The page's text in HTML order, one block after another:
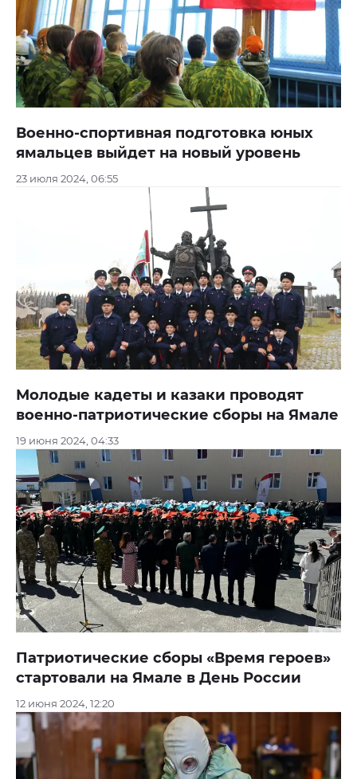
Военно-спортивная подготовка юных
ямальцев выйдет на новый уровень
23 июля 2024, 06:55
Молодые кадеты и казаки проводят
военно-патриотические сборы на Ямале
19 июня 2024, 04:33
Патриотические сборы «Время героев»
стартовали на Ямале в День России
12 июня 2024, 12:20